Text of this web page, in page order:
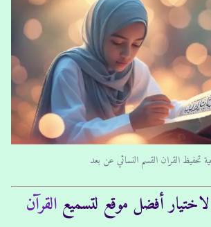
تحفيظ القران القسم النسائي عن بعد
لاختيار أفضل موقع لتسميع القرآن